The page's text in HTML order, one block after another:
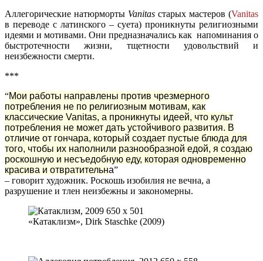
Аллегорические натюрморты Vanitas старых мастеров (Vanitas
в переводе с латинского – суета) проникнуты религиозными
идеями и мотивами. Они предназначались как напоминания о
быстротечности жизни, тщетности удовольствий и
неизбежности смерти.
***
“Мои работы направлены против чрезмерного
потребления не по религиозным мотивам, как
классические Vanitas, а проникнуты идеей, что культ
потребления не может дать устойчивого развития. В
отличие от гончара, который создает пустые блюда для
того, чтобы их наполнили разнообразной едой, я создаю
роскошную и несъедобную еду, которая одновременно
красива и отвратительна”
– говорит художник. Роскошь изобилия не вечна, а
разрушение и тлен неизбежны и закономерны.
«Катаклизм», Dirk Staschke (2009)